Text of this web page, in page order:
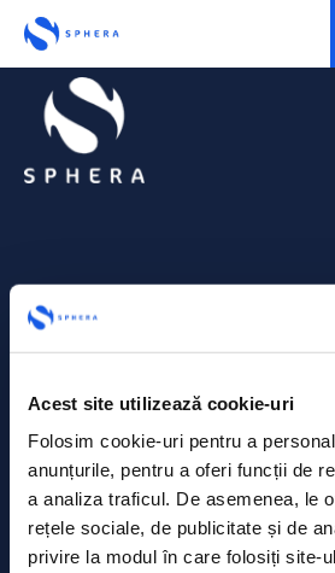
Acest site utilizează cookie-uri
Folosim cookie-uri pentru a
anunțurile, pentru a oferi funcții de
a analiza traficul. De asemenea, le
rețele sociale, de publicitate și de
privire la modul în care folosiți site-
Comunicate de presă
Politica de confidențialitate
Politica de prelucrare a datelor